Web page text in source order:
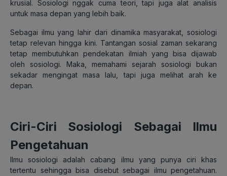
krusial. Sosiologi nggak cuma teori, tapi juga alat analisis
untuk masa depan yang lebih baik.
Sebagai ilmu yang lahir dari dinamika masyarakat, sosiologi
tetap relevan hingga kini. Tantangan sosial zaman sekarang
tetap membutuhkan pendekatan ilmiah yang bisa dijawab
oleh sosiologi. Maka, memahami sejarah sosiologi bukan
sekadar mengingat masa lalu, tapi juga melihat arah ke
depan.
Ciri-Ciri Sosiologi Sebagai Ilmu
Pengetahuan
Ilmu sosiologi adalah cabang ilmu yang punya ciri khas
tertentu sehingga bisa disebut sebagai ilmu pengetahuan.